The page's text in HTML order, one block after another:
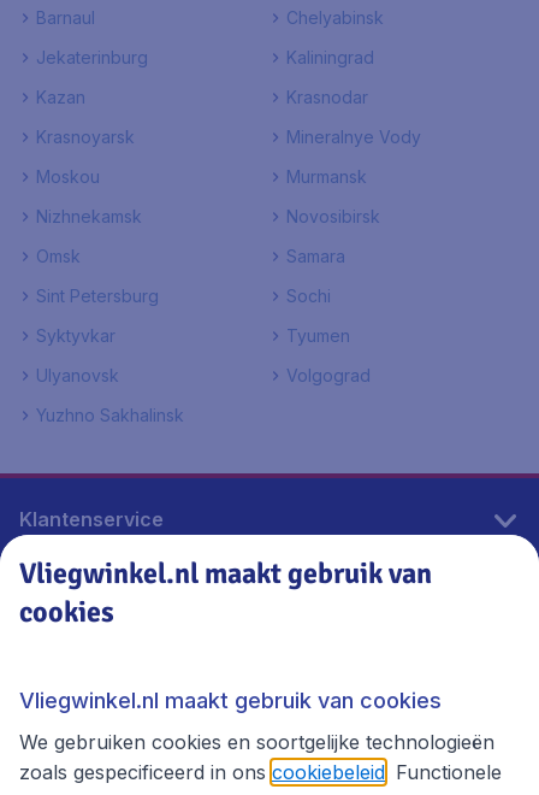
Barnaul
Chelyabinsk
Jekaterinburg
Kaliningrad
Kazan
Krasnodar
Krasnoyarsk
Mineralnye Vody
Moskou
Murmansk
Nizhnekamsk
Novosibirsk
Omsk
Samara
Sint Petersburg
Sochi
Syktyvkar
Tyumen
Ulyanovsk
Volgograd
Yuzhno Sakhalinsk
Klantenservice
Vliegwinkel.nl
Thema's
Vliegwinkel.nl maakt gebruik van
cookies
Vliegwinkel.nl maakt gebruik van cookies
We gebruiken cookies en soortgelijke technologieën
zoals gespecificeerd in ons cookiebeleid . Functionele